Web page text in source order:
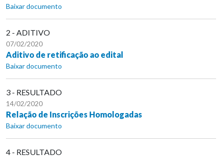
Baixar documento
2 - ADITIVO
07/02/2020
Aditivo de retificação ao edital
Baixar documento
3 - RESULTADO
14/02/2020
Relação de Inscrições Homologadas
Baixar documento
4 - RESULTADO